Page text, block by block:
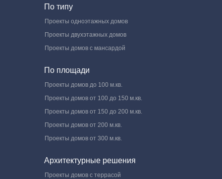
По типу
Проекты одноэтажных домов
Проекты двухэтажных домов
Проекты домов с мансардой
По площади
Проекты домов до 100 м.кв.
Проекты домов от 100 до 150 м.кв.
Проекты домов от 150 до 200 м.кв.
Проекты домов от 200 м.кв.
Проекты домов от 300 м.кв.
Архитектурные решения
Проекты домов с террасой